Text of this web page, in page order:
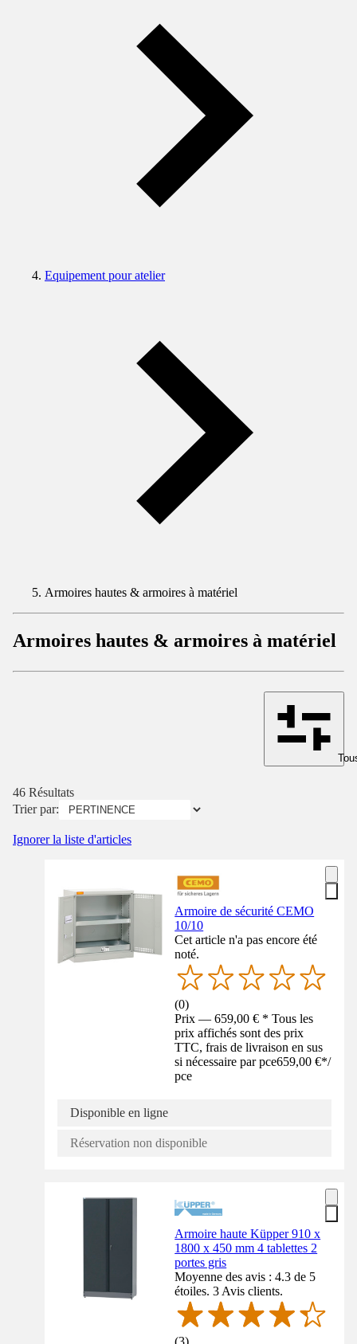
Equipement pour atelier
Armoires hautes & armoires à matériel
Armoires hautes & armoires à matériel
46 Résultats
Trier par:
Ignorer la liste d'articles
Armoire de sécurité CEMO
10/10
Cet article n'a pas encore été
noté.
(0)
Prix — 659,00 € * Tous les
prix affichés sont des prix
TTC, frais de livraison en sus
si nécessaire par pce659,00 €*/
pce
Disponible en ligne
Réservation non disponible
Armoire haute Küpper 910 x
1800 x 450 mm 4 tablettes 2
portes gris
Moyenne des avis : 4.3 de 5
étoiles. 3 Avis clients.
(3)